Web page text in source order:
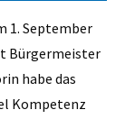
1. September
Bürgermeister
habe das
Kompetenz